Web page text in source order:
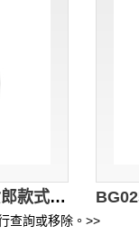
BG026 來樣訂做啤酒女郎款式 設計三件套啤酒女郎款式 比利時黑啤 短裙 吊帶背心 車模 賽車女郎 製作LOGO啤酒女郎款式 啤酒女郎中心 賽車手
查詢或移除。>>